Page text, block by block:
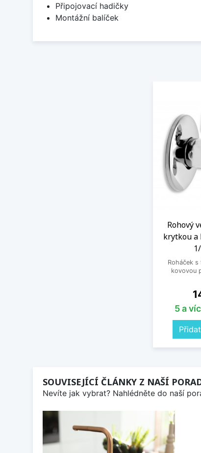
Připojovací hadičky
Montážní balíček
Rohový
krytkou a
Roháček
kovovou
5 a
SOUVISEJÍCÍ ČLÁNKY Z NAŠÍ
Nevíte jak vybrat? Nahlédněte do naší